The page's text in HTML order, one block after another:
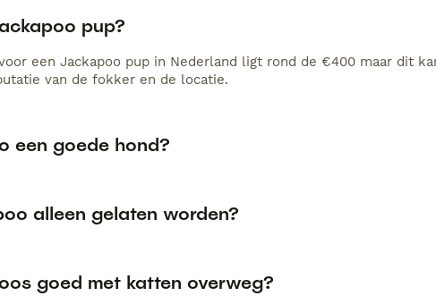
pup?
een Jackapoo pup in Nederland ligt rond de €400 maar dit
van de fokker en de locatie.
een goede hond?
alleen gelaten worden?
goed met katten overweg?